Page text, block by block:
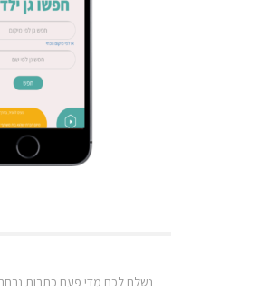
נשלח לכם מדי פעם כתבות